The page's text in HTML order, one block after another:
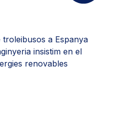
troleibusos a Espanya
insistim en el
renovables